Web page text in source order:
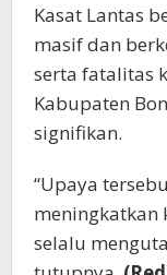
Kasat Lantas
masif dan
serta fatalitas
Kabupaten
signifikan.
“Upaya
meningkatkan
selalu